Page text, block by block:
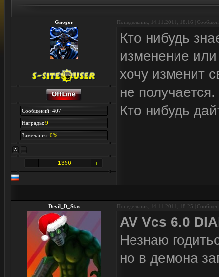
Gnogor Понедельник, 14.11.2011, 18:16 |
Сообщений: 407
Награды: 9
Замечания: 0%
1356
Кто нибудь
изменение
хочу изменит
не получается.
Кто нибудь
Devil_D_Stas Понедельник, 14.11.2011, 18:25 |
AV Vcs 6.0
Незнаю
но в демона